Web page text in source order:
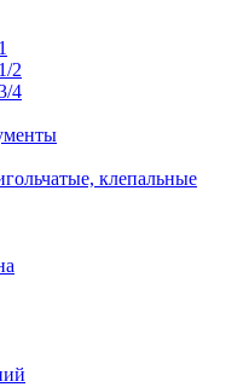
2
4
клепальные